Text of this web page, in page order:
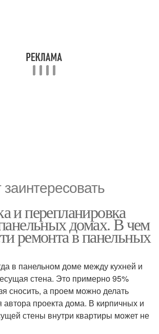
и перепланировка
домах. В чем
ремонта в панельных
в панельном доме между кухней и
стена. Это примерно 95%
сносить, а проем можно делать
автора проекта дома. В кирпичных и
стены внутри квартиры может не